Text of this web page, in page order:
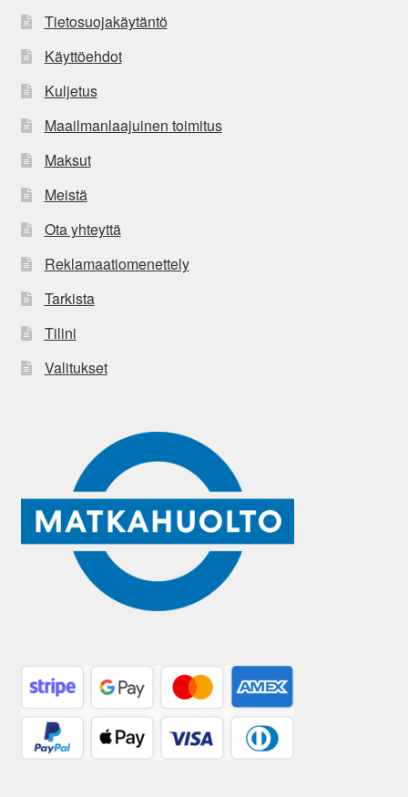
Tietosuojakäytäntö
Käyttöehdot
Kuljetus
Maailmanlaajuinen toimitus
Maksut
Meistä
Ota yhteyttä
Reklamaatiomenettely
Tarkista
Tilini
Valitukset